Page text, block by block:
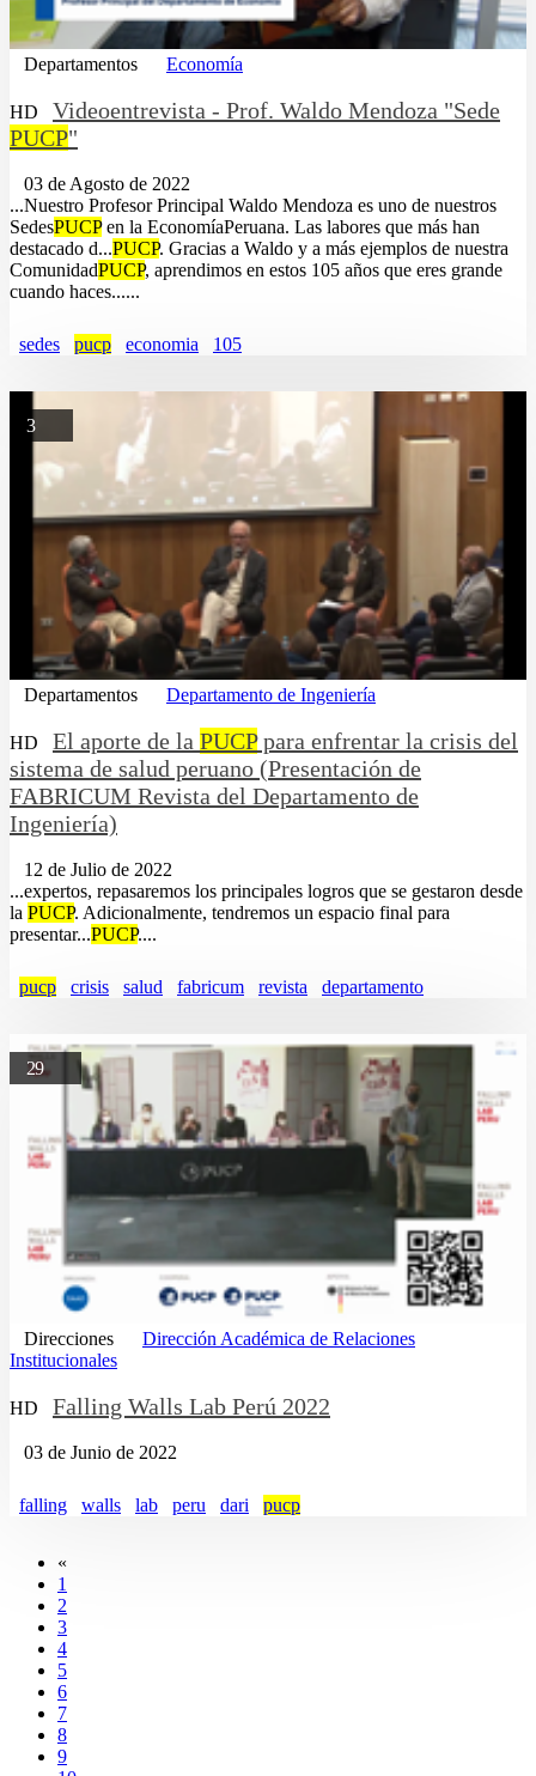
Departamentos Economía
HD
Videoentrevista - Prof. Waldo Mendoza "Sede
PUCP"
03 de Agosto de 2022
...Nuestro Profesor Principal Waldo Mendoza es uno de nuestros
SedesPUCPen la EconomíaPeruana. Las labores que más han
destacado d...PUCP. Gracias a Waldo y a más ejemplos de nuestra
ComunidadPUCP, aprendimos en estos 105 años que eres grande
cuando haces......
sedes pucp economia 105
3
Departamentos Departamento de Ingeniería
HD El aporte de la PUCPpara enfrentar la crisis del
sistema de salud peruano (Presentación de
FABRICUM Revista del Departamento de
Ingeniería)
12 de Julio de 2022
...expertos, repasaremos los principales logros que se gestaron desde
la PUCP. Adicionalmente, tendremos un espacio final para
presentar...PUCP....
pucp crisis salud fabricum revista departamento
29
Direcciones
Dirección Académica de Relaciones
Institucionales
HD Falling Walls Lab Perú 2022
03 de Junio de 2022
falling walls lab peru dari pucp
«
1
2
3
4
5
6
7
8
9